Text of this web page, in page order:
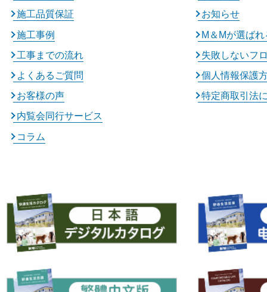
施工品質保証
施工事例
工事までの流れ
よくあるご質問
お客様の声
内覧会同行サービス
コラム
お知らせ
M＆Mが選ば
失敗しないフ
個人情報保護
特定商取引法